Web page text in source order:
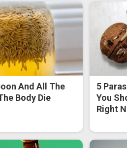
And All The
Body Die
5
You
Right